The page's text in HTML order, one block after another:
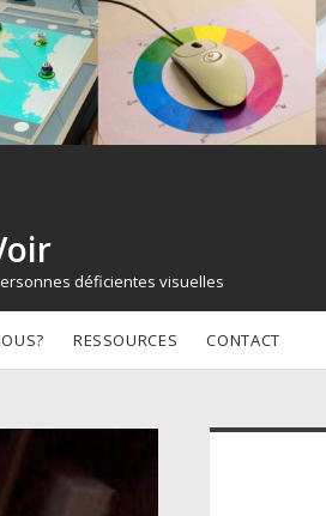
déficientes visuelles
RESSOURCES CONTACT
Accès